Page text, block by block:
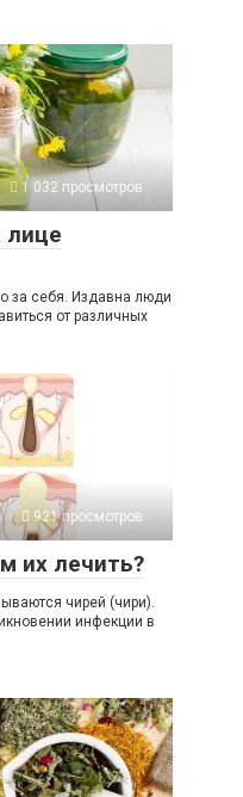
1 032 просмотров
лице
за себя. Издавна люди
от различных
921 просмотров
их лечить?
чирей (чири).
инфекции в